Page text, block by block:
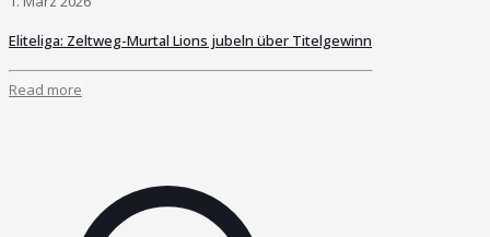
Eliteliga: Zeltweg-Murtal Lions jubeln über Titelgewinn
Read more